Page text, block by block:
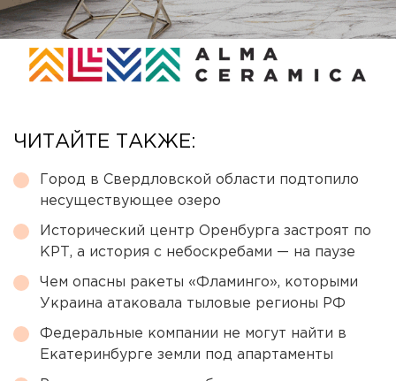
ЧИТАЙТЕ ТАКЖЕ:
Город в Свердловской области подтопило
несуществующее озеро
Исторический центр Оренбурга застроят по
КРТ, а история с небоскребами — на паузе
Чем опасны ракеты «Фламинго», которыми
Украина атаковала тыловые регионы РФ
Федеральные компании не могут найти в
Екатеринбурге земли под апартаменты